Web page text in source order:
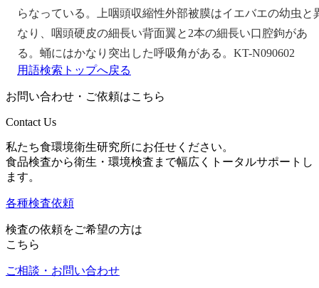
らなっている。上咽頭収縮性外部被膜はイエバエの幼虫と
なり、咽頭硬皮の細長い背面翼と2本の細長い口腔鉤があ
る。蛹にはかなり突出した呼吸角がある。KT-N090602
用語検索トップへ戻る
お問い合わせ・ご依頼はこちら
Contact Us
私たち食環境衛生研究所にお任せください。
食品検査から衛生・環境検査まで幅広くトータルサポートし
ます。
各種検査依頼
検査の依頼をご希望の方は
こちら
ご相談・お問い合わせ